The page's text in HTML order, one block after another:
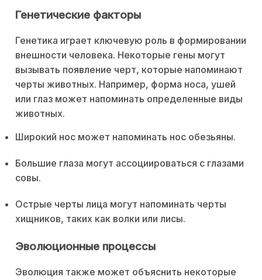
Генетические факторы
Генетика играет ключевую роль в формировании
внешности человека. Некоторые гены могут
вызывать появление черт, которые напоминают
черты животных. Например, форма носа, ушей
или глаз может напоминать определенные виды
животных.
Широкий нос может напоминать нос обезьяны.
Большие глаза могут ассоциироваться с глазами
совы.
Острые черты лица могут напоминать черты
хищников, таких как волки или лисы.
Эволюционные процессы
Эволюция также может объяснить некоторые